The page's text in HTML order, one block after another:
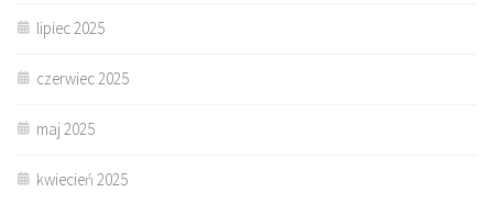
lipiec 2025
czerwiec 2025
maj 2025
kwiecień 2025